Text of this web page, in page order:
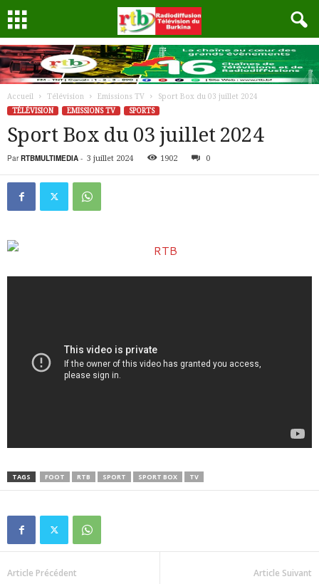
Accueil Télévision Emissions TV
Sport Box du 03 juillet 2024
TÉLÉVISION
EMISSIONS TV SPORTS
Sport Box du 03 juillet 2024
Par RTBMULTIMEDIA - 3 juillet 2024 1902 0
TAGS FOOT RTB SPORT SPORT BOX TV
Article Précédent Article Suivant